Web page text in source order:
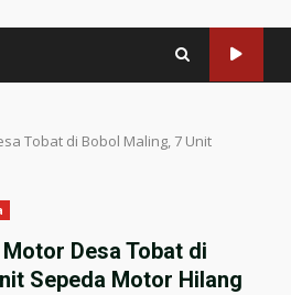
Tobat di Bobol Maling, 7 Unit
Desa Tobat di
Sepeda Motor Hilang